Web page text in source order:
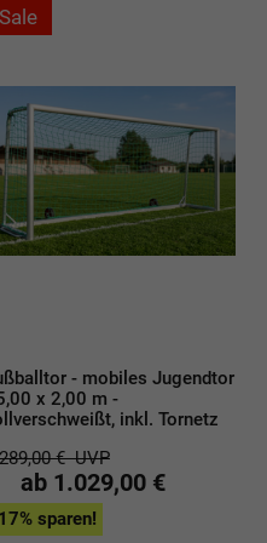
Sale
- mobiles Jugendtor
x 2,00 m -
inkl. Tornetz
€UVP
ab 1.029,00 €
sparen!